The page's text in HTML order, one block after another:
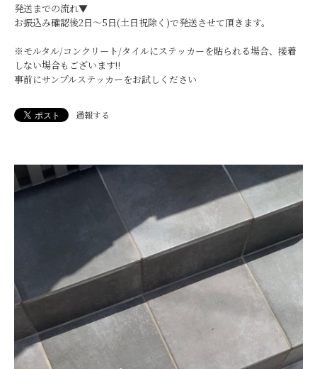
発送までの流れ▼
お振込み確認後2日〜5日(土日祝除く)で発送させて頂きます。
※モルタル/コンクリート/タイルにステッカーを貼られる場合、接着
しない場合もございます‼︎
事前にサンプルステッカーをお試しください
通報する